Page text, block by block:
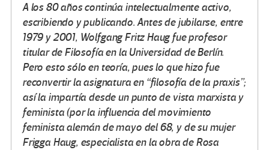
A los 80 años continúa intelectualmente activo,
escribiendo y publicando. Antes de jubilarse, entre
1979 y 2001, Wolfgang Fritz Haug fue profesor
titular de Filosofía en la Universidad de Berlín.
Pero esto sólo en teoría, pues lo que hizo fue
reconvertir la asignatura en “filosofía de la praxis”;
así la impartía desde un punto de vista marxista y
feminista (por la influencia del movimiento
feminista alemán de mayo del 68, y de su mujer
Frigga Haug, especialista en la obra de Rosa